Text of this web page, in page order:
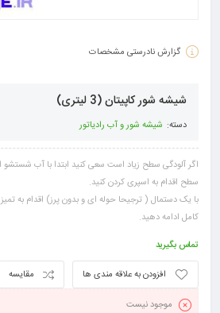
گزارش نادرستی مشخصات
شیشه شور کاپیتان (3 لیتری)
دسته: شیشه شور و آب رادیاتور
اگر آلودگی سطح زیاد است سعی کنید ابتدا با آب
سطح اقدام به اسپری کردن کنید.
با یک دستمال ( ترجیحا حوله ای و بدون پرز) اقدام به
کامل ادامه دهید.
تماس بگیرید
مقایسه افزودن به علاقه مندی ها
موجود نیست